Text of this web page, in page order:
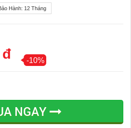
Hành: 12 Tháng
đ -10%
NGAY